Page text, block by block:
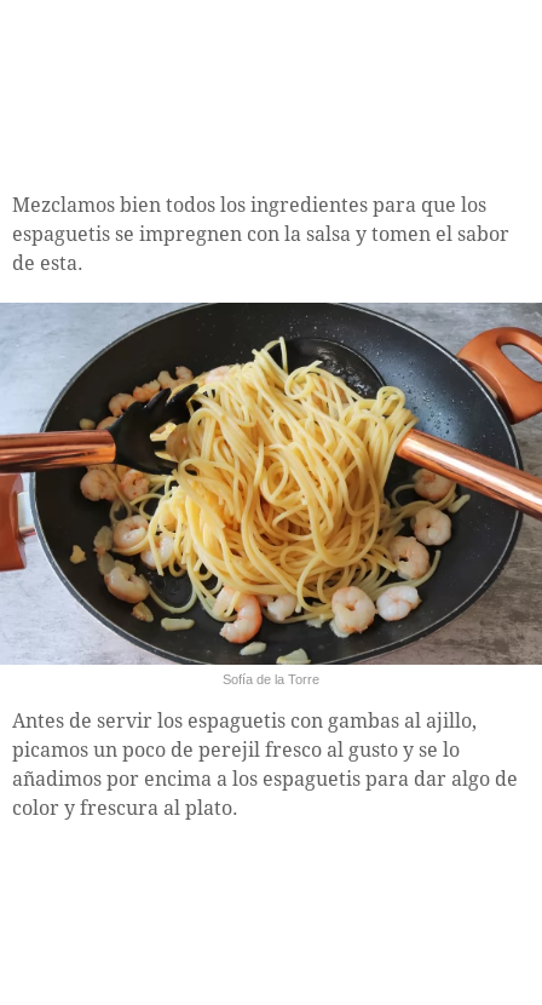
Mezclamos bien todos los ingredientes para que los
espaguetis se impregnen con la salsa y tomen el sabor
de esta.
Sofía de la Torre
Antes de servir los espaguetis con gambas al ajillo,
picamos un poco de perejil fresco al gusto y se lo
añadimos por encima a los espaguetis para dar algo de
color y frescura al plato.